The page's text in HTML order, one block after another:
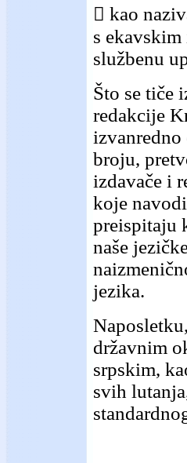
 kao
s
službenu
Što se tiče
redakcije
broju,
izdavače i
koje
preispitaju
naše
jezika.
državnim
srpskim,
svih